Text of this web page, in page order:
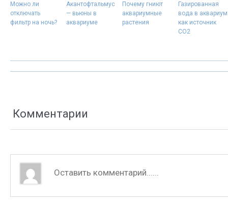
Можно ли
отключать
фильтр на ночь?
Акантофтальмус
— вьюны в
аквариуме
Почему гниют
аквариумные
растения
Газированная
вода в аквариум
как источник
СO2
Комментарии